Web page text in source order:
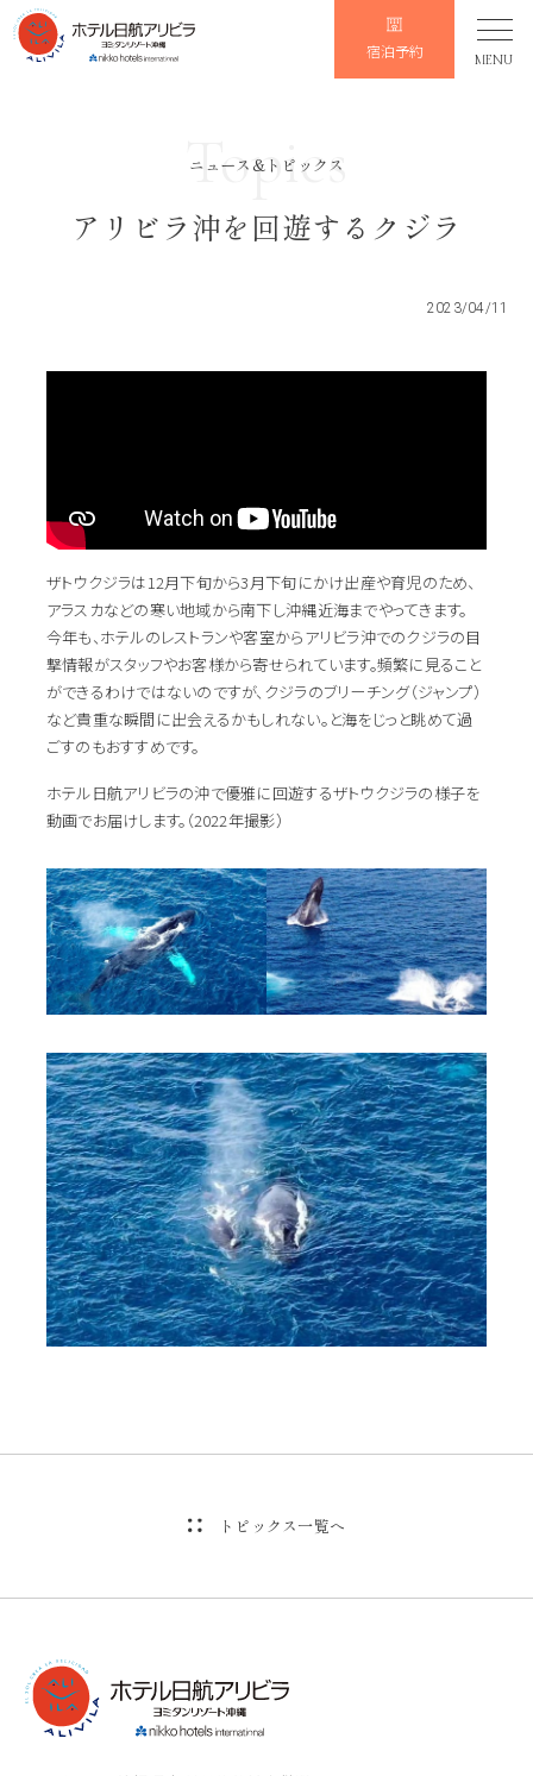
宿泊予約 MENU
Topics
ニュース&トピックス
アリビラ沖を回遊するクジラ
2023/04/11
ザトウクジラは12月下旬から3月下旬にかけ出産や育児のため、
アラスカなどの寒い地域から南下し沖縄近海までやってきます。
今年も、ホテルのレストランや客室からアリビラ沖でのクジラの目
撃情報がスタッフやお客様から寄せられています。頻繁に見ること
ができるわけではないのですが、クジラのブリーチング（ジャンプ）
など貴重な瞬間に出会えるかもしれない。と海をじっと眺めて過
ごすのもおすすめです。
ホテル日航アリビラの沖で優雅に回遊するザトウクジラの様子を
動画でお届けします。（2022年撮影）
トピックス一覧へ